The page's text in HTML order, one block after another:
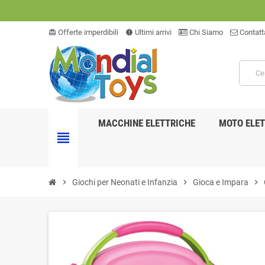
card_giftcard Offerte imperdibili new_releases Ultimi arrivi Chi Siamo
view_headline
MACCHINE ELETTRICHE MOTO
chevron_right Giochi per Neonati e Infanzia chevron_right Gioca e Impara chevron_right